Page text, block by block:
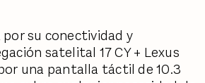
su conectividad y
satelital 17 CY + Lexus
una pantalla táctil de 10.3